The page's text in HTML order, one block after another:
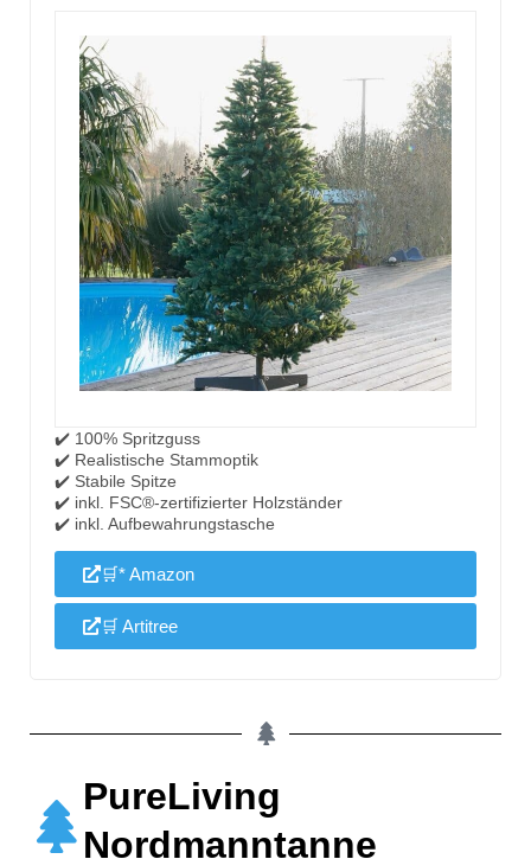
✔️ 100% Spritzguss
✔️ Realistische Stammoptik
✔️ Stabile Spitze
✔️ inkl. FSC®-zertifizierter Holzständer
✔️ inkl. Aufbewahrungstasche
🛒* Amazon
🛒 Artitree
PureLiving
Nordmanntanne